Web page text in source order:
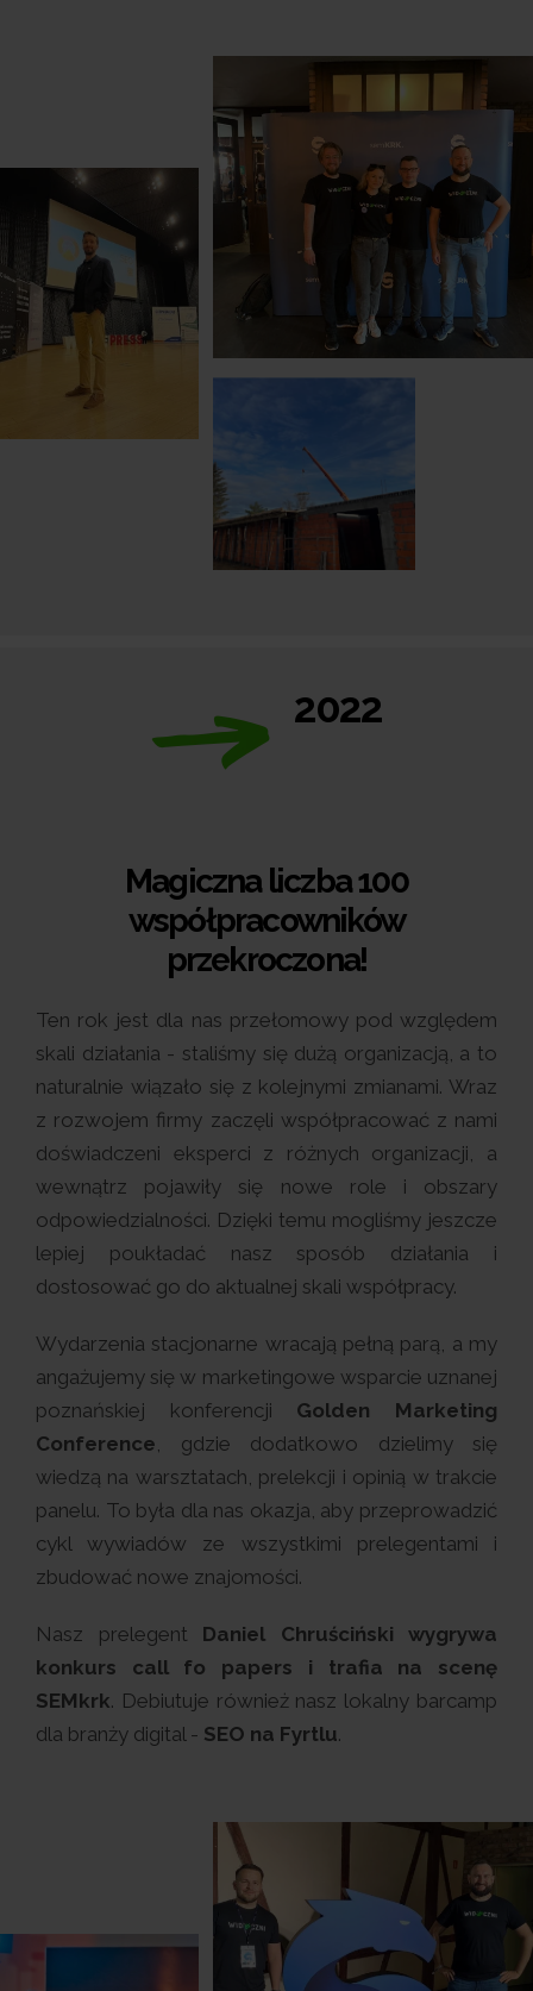
2022
Magiczna liczba 100
współpracowników
przekroczona!
Ten rok jest dla nas przełomowy pod względem
skali działania - staliśmy się dużą organizacją, a to
naturalnie wiązało się z kolejnymi zmianami. Wraz
z rozwojem firmy zaczęli współpracować z nami
doświadczeni eksperci z różnych organizacji, a
wewnątrz pojawiły się nowe role i obszary
odpowiedzialności. Dzięki temu mogliśmy jeszcze
lepiej poukładać nasz sposób działania i
dostosować go do aktualnej skali współpracy.
Wydarzenia stacjonarne wracają pełną parą, a my
angażujemy się w marketingowe wsparcie uznanej
poznańskiej konferencji Golden Marketing
Conference , gdzie dodatkowo dzielimy się
wiedzą na warsztatach, prelekcji i opinią w trakcie
panelu. To była dla nas okazja, aby przeprowadzić
cykl wywiadów ze wszystkimi prelegentami i
zbudować nowe znajomości.
Nasz prelegent Daniel Chruściński wygrywa
konkurs call fo papers i trafia na scenę
SEMkrk. Debiutuje również nasz lokalny barcamp
dla branży digital - SEO na Fyrtlu.